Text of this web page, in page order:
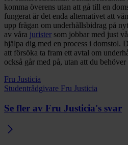
komma överens utan att gå till en
fungerat är det enda alternativet att
upp frågan om underhållsbidrag på
av våra jurister som jobbar med just
hjälpa dig med en process i domstol.
att försöka ta fram ett avtal om
också går med på, utan att du
Fru Justicia
Studentrådgivare Fru Justicia
Se fler av Fru Justicia's svar